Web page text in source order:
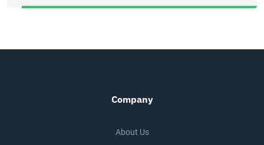
Company
About Us